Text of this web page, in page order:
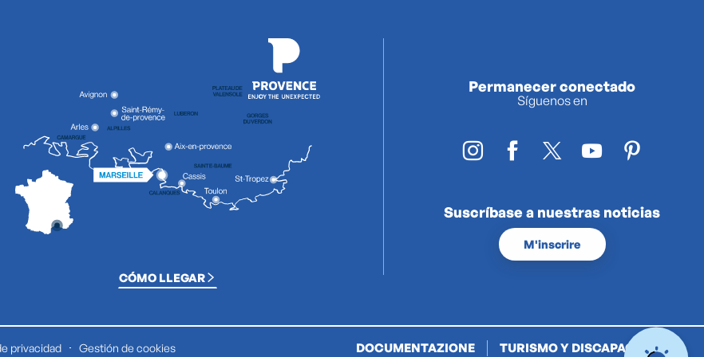
CÓMO LLEGAR
Permanecer conectado
Síguenos en
Suscríbase a nuestras noticias
M'inscrire
DOCUMENTAZIONE TURISMO Y DISCAPACIDAD
privacidad Gestión de cookies